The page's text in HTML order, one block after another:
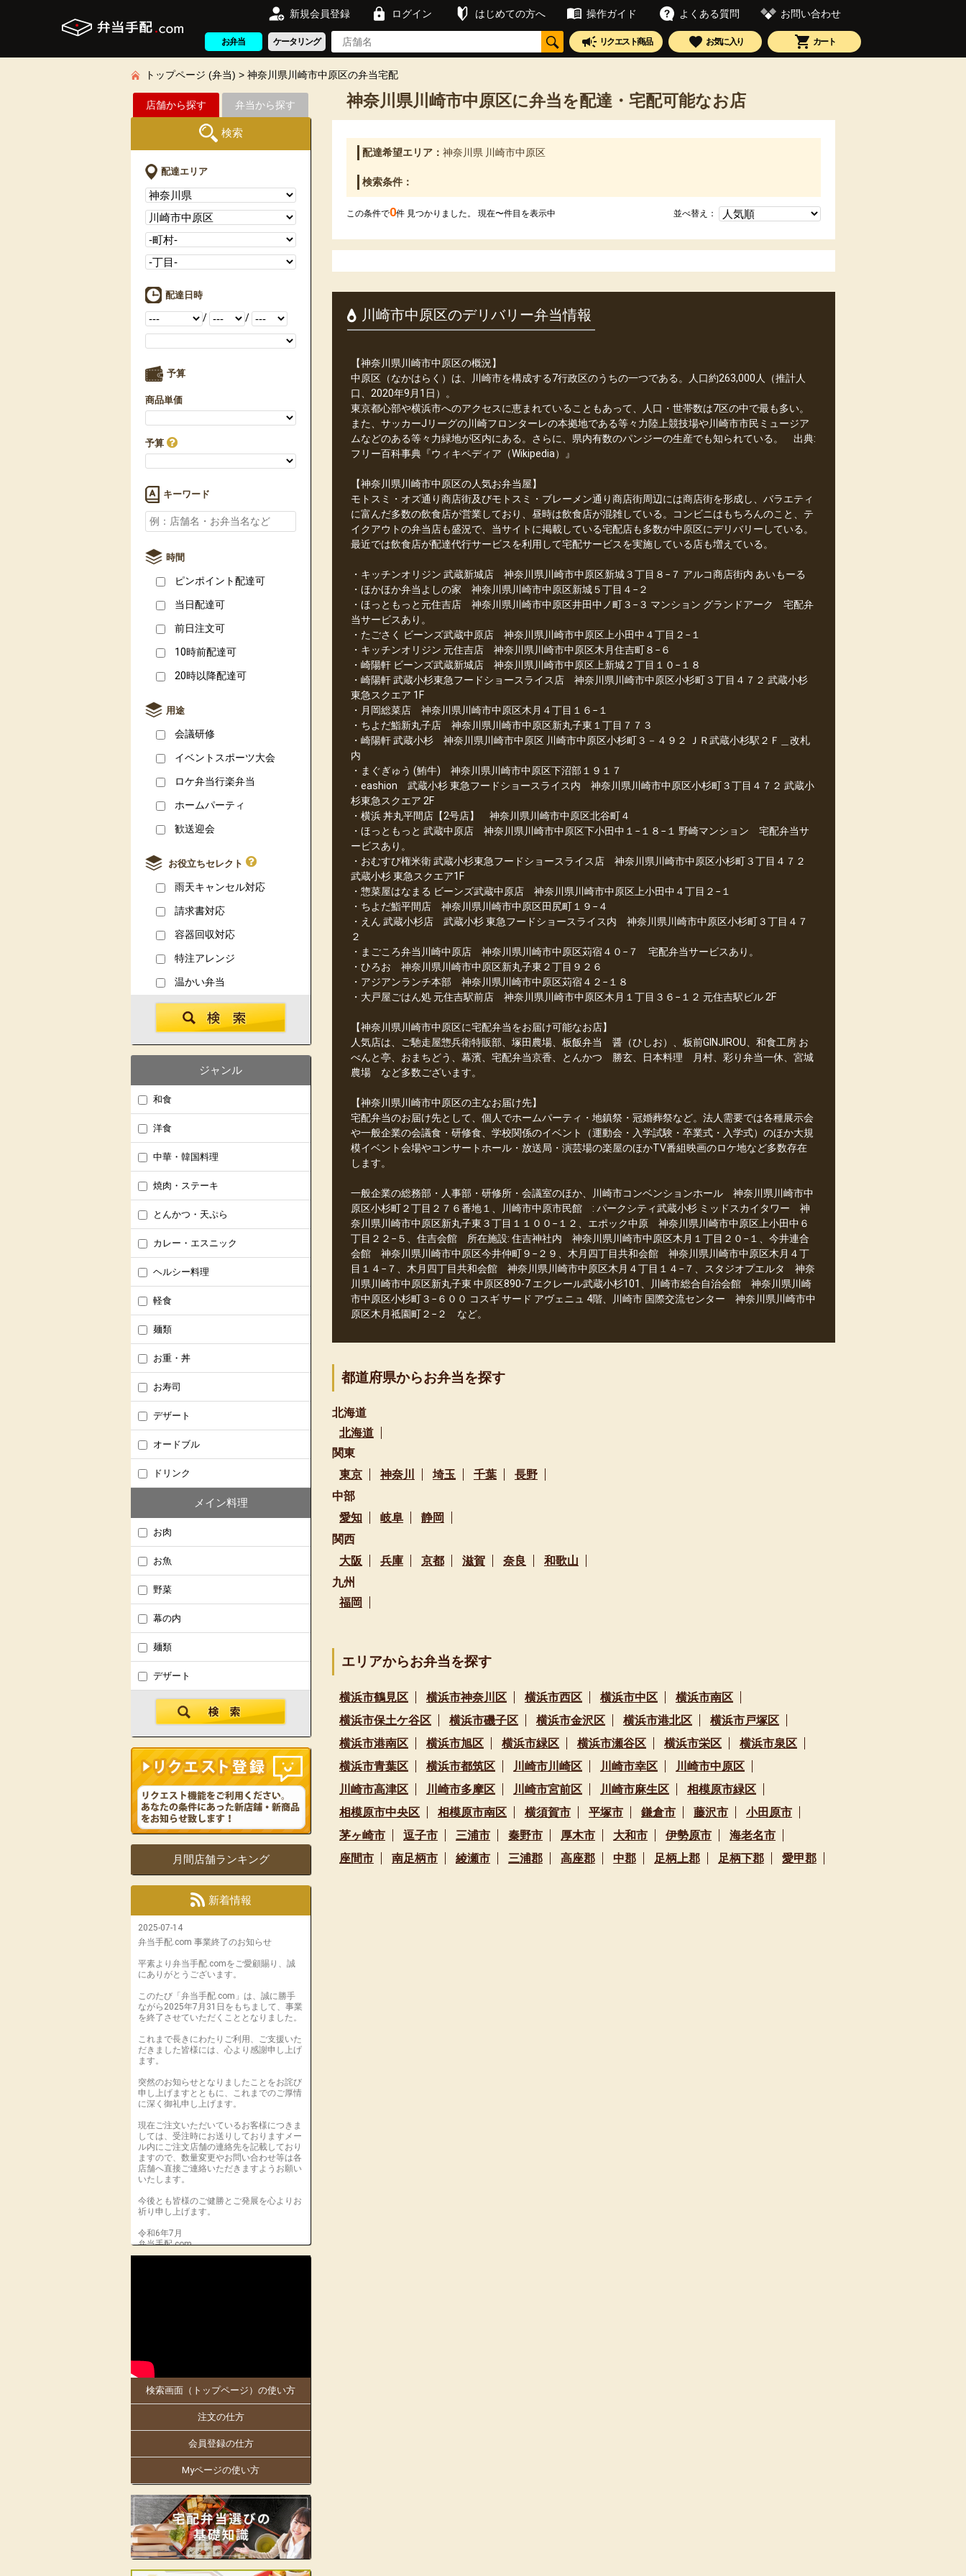
新規会員登録 ログイン はじめての方へ 操作ガイド よくある質問 お問い合わせ
お弁当 ケータリング リクエスト商品 お気に入り カート
トップページ (弁当) 神奈川県川崎市中原区の弁当宅配
店舗から探す 弁当から探す
検索
配達エリア
配達日時
/ /
予算
商品単価
予算
キーワード
時間
ピンポイント配達可
当日配達可
前日注文可
10時前配達可
20時以降配達可
用途
会議研修
イベントスポーツ大会
ロケ弁当行楽弁当
ホームパーティ
歓送迎会
お役立ちセレクト
雨天キャンセル対応
請求書対応
容器回収対応
特注アレンジ
温かい弁当
ジャンル
和食
洋食
中華・韓国料理
焼肉・ステーキ
とんかつ・天ぷら
カレー・エスニック
ヘルシー料理
軽食
麺類
お重・丼
お寿司
デザート
オードブル
ドリンク
メイン料理
お肉
お魚
野菜
幕の内
麺類
デザート
月間店舗ランキング
新着情報
2025-07-14
弁当手配.com 事業終了のお知らせ
平素より弁当手配.comをご愛顧賜り、誠
にありがとうございます。
このたび「弁当手配.com」は、誠に勝手
ながら2025年7月31日をもちまして、事業
を終了させていただくこととなりました。
これまで長きにわたりご利用、ご支援いた
だきました皆様には、心より感謝申し上げ
ます。
突然のお知らせとなりましたことをお詫び
申し上げますとともに、これまでのご厚情
に深く御礼申し上げます。
現在ご注文いただいているお客様につきま
しては、受注時にお送りしておりますメー
ル内にご注文店舗の連絡先を記載しており
ますので、数量変更やお問い合わせ等は各
店舗へ直接ご連絡いただきますようお願い
いたします。
今後とも皆様のご健勝とご発展を心よりお
祈り申し上げます。
令和6年7月
弁当手配.com
伝統の味を大阪・京都でもお楽しみくださ
い。
大阪万博にも出店中!人気商品の「まねき
のえきそば」の出汁を隠し味に使ったり
と、「お料理のまねき」でしかできない味
め込んでおります。
姫路駅の駅弁をはじめ、地域の仕出しやロ
ケ弁、様々なお集りのお弁当などを手掛け
ています。
ある老舗の味をお楽しみいただけます。
見た目も美しく楽しいお弁当をご提供し、
皆様の会合に彩りをお届けします。
店舗詳細ページはこちらから!
検索画面（トップページ）の使い方
注文の仕方
会員登録の仕方
Myページの使い方
神奈川県川崎市中原区に弁当を配達・宅配可能なお店
配達希望エリア： 神奈川県 川崎市中原区
検索条件：
この条件で0件 見つかりました。 現在〜件目を表示中 並べ替え：
川崎市中原区のデリバリー弁当情報
【神奈川県川崎市中原区の概況】
中原区（なかはらく）は、川崎市を構成する7行政区のうちの一つである。人口約263,000人（推計人
口、2020年9月1日）。
東京都心部や横浜市へのアクセスに恵まれていることもあって、人口・世帯数は7区の中で最も多い。
また、サッカーJリーグの川崎フロンターレの本拠地である等々力陸上競技場や川崎市市民ミュージア
ムなどのある等々力緑地が区内にある。さらに、県内有数のパンジーの生産でも知られている。 出典:
フリー百科事典『ウィキペディア（Wikipedia）』
【神奈川県川崎市中原区の人気お弁当屋】
モトスミ・オズ通り商店街及びモトスミ・ブレーメン通り商店街周辺には商店街を形成し、バラエティ
に富んだ多数の飲食店が営業しており、昼時は飲食店が混雑している。コンビニはもちろんのこと、テ
イクアウトの弁当店も盛況で、当サイトに掲載している宅配店も多数が中原区にデリバリーしている。
最近では飲食店が配達代行サービスを利用して宅配サービスを実施している店も増えている。
・キッチンオリジン 武蔵新城店 神奈川県川崎市中原区新城３丁目８−７ アルコ商店街内 あいもーる
・ほかほか弁当よしの家 神奈川県川崎市中原区新城５丁目４−２
・ほっともっと元住吉店 神奈川県川崎市中原区井田中ノ町３−３ マンション グランドアーク 宅配弁
当サービスあり。
・たごさく ビーンズ武蔵中原店 神奈川県川崎市中原区上小田中４丁目２−１
・キッチンオリジン 元住吉店 神奈川県川崎市中原区木月住吉町８−６
・崎陽軒 ビーンズ武蔵新城店 神奈川県川崎市中原区上新城２丁目１０−１８
・崎陽軒 武蔵小杉東急フードショースライス店 神奈川県川崎市中原区小杉町３丁目４７２ 武蔵小杉
東急スクエア 1F
・月岡総菜店 神奈川県川崎市中原区木月４丁目１６−１
・ちよだ鮨新丸子店 神奈川県川崎市中原区新丸子東１丁目７７３
・崎陽軒 武蔵小杉 神奈川県川崎市中原区 川崎市中原区小杉町３－４９２ ＪＲ武蔵小杉駅２Ｆ＿改札
内
・まぐぎゅう (鮪牛) 神奈川県川崎市中原区下沼部１９１７
・eashion 武蔵小杉 東急フードショースライス内 神奈川県川崎市中原区小杉町３丁目４７２ 武蔵小
杉東急スクエア 2F
・横浜 丼丸平間店【2号店】 神奈川県川崎市中原区北谷町４
・ほっともっと 武蔵中原店 神奈川県川崎市中原区下小田中１−１８−１ 野崎マンション 宅配弁当サ
ービスあり。
・おむすび権米衛 武蔵小杉東急フードショースライス店 神奈川県川崎市中原区小杉町３丁目４７２
武蔵小杉 東急スクエア1F
・惣菜屋はなまる ビーンズ武蔵中原店 神奈川県川崎市中原区上小田中４丁目２−１
・ちよだ鮨平間店 神奈川県川崎市中原区田尻町１９−４
・えん 武蔵小杉店 武蔵小杉 東急フードショースライス内 神奈川県川崎市中原区小杉町３丁目４７
２
・まごころ弁当川崎中原店 神奈川県川崎市中原区苅宿４０−７ 宅配弁当サービスあり。
・ひろお 神奈川県川崎市中原区新丸子東２丁目９２６
・アジアンランチ本部 神奈川県川崎市中原区苅宿４２−１８
・大戸屋ごはん処 元住吉駅前店 神奈川県川崎市中原区木月１丁目３６−１２ 元住吉駅ビル 2F
【神奈川県川崎市中原区に宅配弁当をお届け可能なお店】
人気店は、ご馳走屋惣兵衛特販部、塚田農場、板飯弁当 醤（ひしお）、板前GINJIROU、和食工房 お
べんと亭、おまちどう、幕濱、宅配弁当京香、とんかつ 勝玄、日本料理 月村、彩り弁当一休、宮城
農場 など多数ございます。
【神奈川県川崎市中原区の主なお届け先】
宅配弁当のお届け先として、個人でホームパーティ・地鎮祭・冠婚葬祭など。法人需要では各種展示会
や一般企業の会議食・研修食、学校関係のイベント（運動会・入学試験・卒業式・入学式）のほか大規
模イベント会場やコンサートホール・放送局・演芸場の楽屋のほかTV番組映画のロケ地など多数存在
します。
一般企業の総務部・人事部・研修所・会議室のほか、川崎市コンベンションホール 神奈川県川崎市中
原区小杉町２丁目２７６番地１、川崎市中原市民館 : パークシティ武蔵小杉 ミッドスカイタワー 神
奈川県川崎市中原区新丸子東３丁目１１００−１２、エポック中原 神奈川県川崎市中原区上小田中６
丁目２２−５、住吉会館 所在施設: 住吉神社内 神奈川県川崎市中原区木月１丁目２０−１、今井連合
会館 神奈川県川崎市中原区今井仲町９−２９、木月四丁目共和会館 神奈川県川崎市中原区木月４丁
目１４−７、木月四丁目共和会館 神奈川県川崎市中原区木月４丁目１４−７、スタジオプエルタ 神奈
川県川崎市中原区新丸子東 中原区890-7 エクレール武蔵小杉101、川崎市総合自治会館 神奈川県川崎
市中原区小杉町３−６００ コスギ サード アヴェニュ 4階、川崎市 国際交流センター 神奈川県川崎市中
原区木月祗園町２−２ など。
都道府県からお弁当を探す
北海道
北海道
関東
東京 神奈川 埼玉 千葉 長野
中部
愛知 岐阜 静岡
関西
大阪 兵庫 京都 滋賀 奈良 和歌山
九州
福岡
エリアからお弁当を探す
横浜市鶴見区 横浜市神奈川区 横浜市西区 横浜市中区
横浜市南区
横浜市保土ケ谷区
横浜市磯子区 横浜市金沢区 横浜市港北区
横浜市戸塚区
横浜市港南区
横浜市旭区 横浜市緑区 横浜市瀬谷区 横浜市栄区
横浜市泉区
横浜市青葉区
横浜市都筑区 川崎市川崎区 川崎市幸区
川崎市中原区
川崎市高津区
川崎市多摩区 川崎市宮前区 川崎市麻生区
相模原市緑区
相模原市中央区
相模原市南区 横須賀市 平塚市 鎌倉市 藤沢市
小田原市
茅ヶ崎市
逗子市 三浦市 秦野市 厚木市 大和市 伊勢原市
海老名市
座間市
南足柄市 綾瀬市 三浦郡 高座郡 中郡 足柄上郡 足柄下郡 愛甲郡